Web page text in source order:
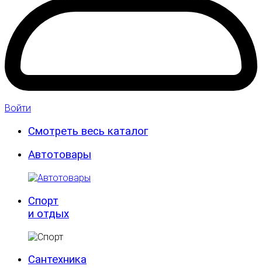
Войти
Смотреть весь каталог
Автотовары
Спорт
и отдых
Сантехника